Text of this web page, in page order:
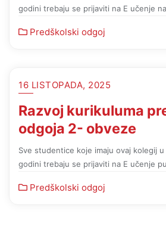
godini trebaju se prijaviti na E učenje
Predškolski odgoj
16 LISTOPADA, 2025
Razvoj kurikuluma
odgoja 2- obveze
Sve studentice koje imaju ovaj kolegij
godini trebaju se prijaviti na E učenje
Predškolski odgoj